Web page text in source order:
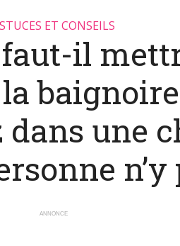
ET CONSEILS
il
une
ANNONCE